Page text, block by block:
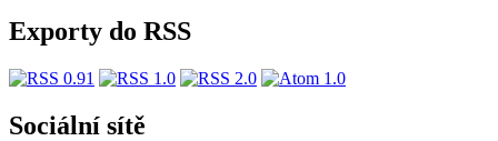
Exporty do RSS
Sociální sítě